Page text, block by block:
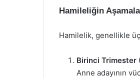
Hamileliğin
Hamilelik, genellikle
Birinci Trimester
Anne adayının